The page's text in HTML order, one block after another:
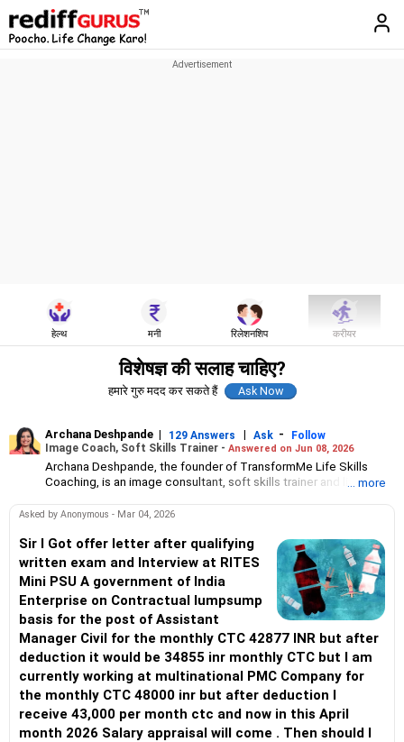
हेल्थ मनी रिलेशनशिप करीयर
विशेषज्ञ की सलाह चाहिए?
हमारे गुरु मदद कर सकते हैं
Archana Deshpande | 129 Answers | Ask -
Follow
Image Coach, Soft Skills Trainer - Answered on Jun 08, 2026
Archana Deshpande, the founder of TransformMe Life Skills
Coaching, is an image consultant, soft skills trainer and life
She has been working with individuals and corporate
helped professionals and students improve their soft skills, build
confidence and enhance self-esteem.
An engineer from the PDA College of Engineering, Gulbarga,
Archana had a successful career at Reliance Communications.
But she has always been interested in teaching and training
people. So she pursued a postgraduate diploma in teacher’s
training at Pune’s Symbiosis Institute of Management Studies
followed by teaching assignments in schools at Visakhapatnam
and Mumbai.
Archana also holds an international certificate in image
consulting and soft skills training from the Image Consulting
Business Institute, Mumbai.
... more
Asked by Anonymous - Mar 04, 2026
Sir I Got offer letter after qualifying
written exam and Interview at RITES
Mini PSU A government of India
Enterprise on Contractual lumpsump
basis for the post of Assistant
Manager Civil for the monthly CTC 42877 INR but after
deduction it would be 34855 inr monthly CTC but I am
currently working at multinational PMC Company for
the monthly CTC 48000 inr but after deduction I
receive 43,000 per month ctc and now in this April
month 2026 Salary appraisal will come . Then should I